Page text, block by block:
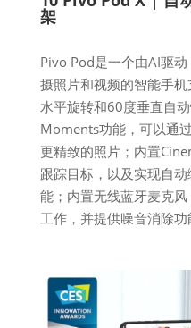
架
Pivo Pod是一个由AI驱
摄照片和视频的智能手
水平旋转和60度垂直自
Moments功能，可以通
更精致的照片；内置
跟踪目标，以及实现自
能；内置无线蓝牙麦克
工作，并提供噪音消除功